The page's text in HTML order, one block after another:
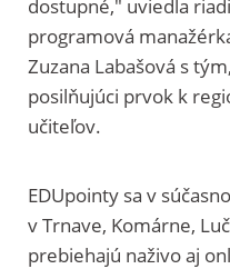
dostupné," uviedla
programová
Zuzana Labašová s
posilňujúci prvok k
učiteľov.
EDUpointy sa v
v Trnave, Komárne,
prebiehajú naživo aj